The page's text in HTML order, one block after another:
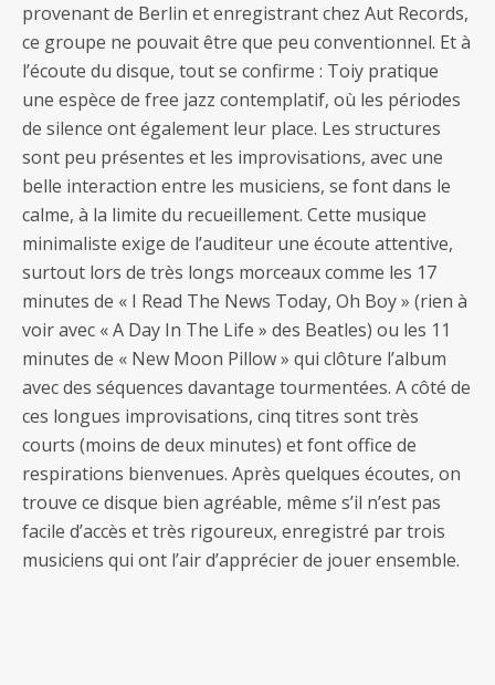
provenant de Berlin et enregistrant chez Aut Records,
ce groupe ne pouvait être que peu conventionnel. Et à
l’écoute du disque, tout se confirme : Toiy pratique
une espèce de free jazz contemplatif, où les périodes
de silence ont également leur place. Les structures
sont peu présentes et les improvisations, avec une
belle interaction entre les musiciens, se font dans le
calme, à la limite du recueillement. Cette musique
minimaliste exige de l’auditeur une écoute attentive,
surtout lors de très longs morceaux comme les 17
minutes de « I Read The News Today, Oh Boy » (rien à
voir avec « A Day In The Life » des Beatles) ou les 11
minutes de « New Moon Pillow » qui clôture l’album
avec des séquences davantage tourmentées. A côté de
ces longues improvisations, cinq titres sont très
courts (moins de deux minutes) et font office de
respirations bienvenues. Après quelques écoutes, on
trouve ce disque bien agréable, même s’il n’est pas
facile d’accès et très rigoureux, enregistré par trois
musiciens qui ont l’air d’apprécier de jouer ensemble.